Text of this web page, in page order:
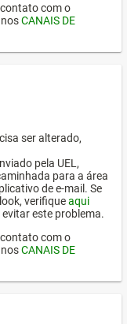
com o
CANAIS DE
ser alterado,
pela UEL,
para a área
de e-mail. Se
verifiqueaqui
este problema.
com o
CANAIS DE